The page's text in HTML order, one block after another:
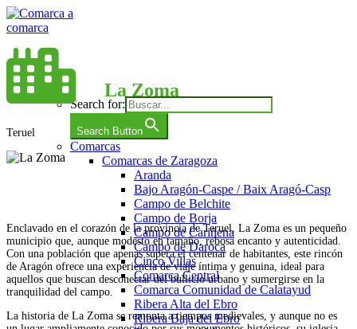
Saltar
al
Comarca a comarca
Search for:
Search Button
Comarcas
Comarcas de Zaragoza
Aranda
Bajo Aragón-Caspe / Baix Aragó-Casp
Campo de Belchite
Campo de Borja
Campo de Cariñena
Campo de Daroca
Cinco Villas
Comarca Central
Comarca Comunidad de Calatayud
Ribera Alta del Ebro
Ribera Baja del Ebro
La Zoma
Teruel
Enclavado en el corazón de la provincia de Teruel, La Zoma es un pequeño
municipio que, aunque modesto en tamaño, rebosa encanto y autenticidad.
Con una población que apenas supera el centenar de habitantes, este rincón
de Aragón ofrece una experiencia de viaje íntima y genuina, ideal para
aquellos que buscan desconectar del bullicio urbano y sumergirse en la
tranquilidad del campo.
La historia de La Zoma se remonta a tiempos medievales, y aunque no es